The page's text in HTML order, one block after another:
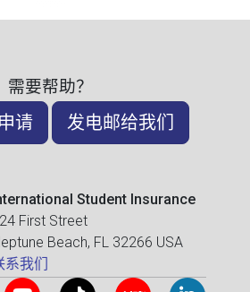
需要帮助？
请 发电邮给我们
Student Insurance
First Street
Beach, FL 32266 USA
系我们